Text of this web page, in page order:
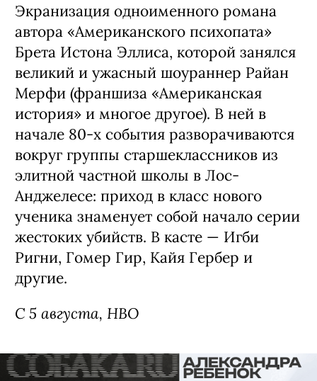
Экранизация одноименного романа
автора «Американского психопата»
Брета Истона Эллиса, которой занялся
великий и ужасный шоураннер Райан
Мерфи (франшиза «Американская
история» и многое другое). В ней в
начале 80-х события разворачиваются
вокруг группы старшеклассников из
элитной частной школы в Лос-
Анджелесе: приход в класс нового
ученика знаменует собой начало серии
жестоких убийств. В касте — Игби
Ригни, Гомер Гир, Кайя Гербер и
другие.
С 5 августа, HBO